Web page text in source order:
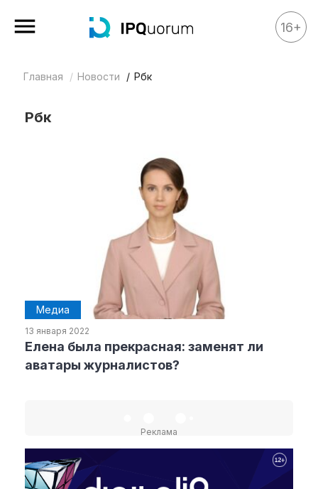
Все материалы
Календарь
Рубрики
Искусство
Дизайн и мода
Реклама и маркетинг
16+
Главная Новости Рбк
Рбк
Медиа
13 января 2022
Елена была прекрасная: заменят ли
аватары журналистов?
Реклама